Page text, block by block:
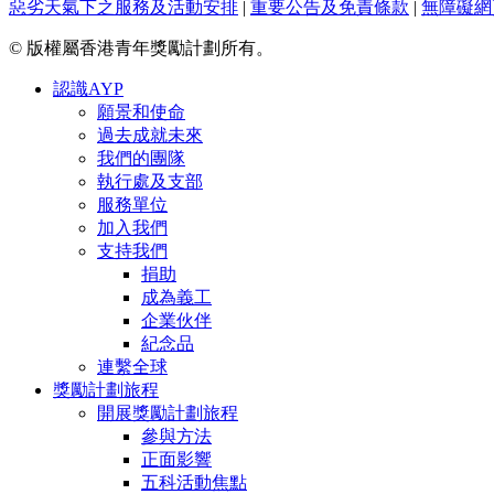
惡劣天氣下之服務及活動安排 | 重要公告及免責條款 | 無障礙
© 版權屬香港青年獎勵計劃所有。
認識AYP
願景和使命
過去成就未來
我們的團隊
執行處及支部
服務單位
加入我們
支持我們
捐助
成為義工
企業伙伴
紀念品
連繫全球
獎勵計劃旅程
開展獎勵計劃旅程
參與方法
正面影響
五科活動焦點